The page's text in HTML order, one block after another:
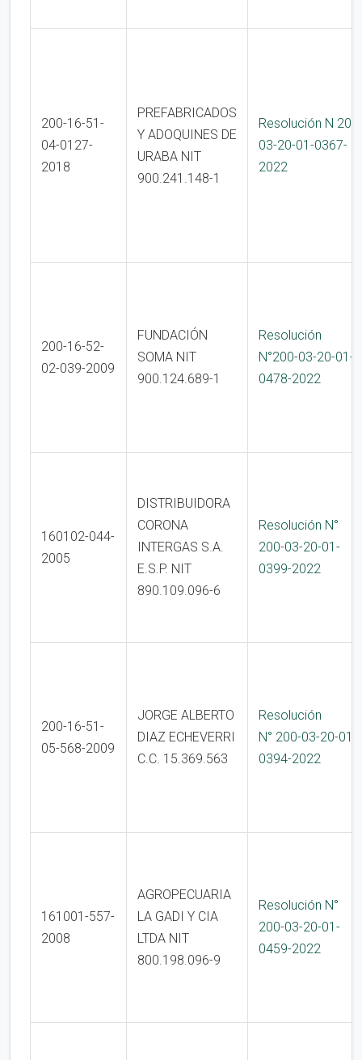
200-16-51-
04-0127-
2018
PREFABRICADOS
Y ADOQUINES DE
URABA NIT
900.241.148-1
Resolución N 200-
03-20-01-0367-
2022
200-16-52-
02-039-2009
FUNDACIÓN
SOMA NIT
900.124.689-1
Resolución
N°200-03-20-01-
0478-2022
160102-044-
2005
DISTRIBUIDORA
CORONA
INTERGAS S.A.
E.S.P. NIT
890.109.096-6
Resolución N°
200-03-20-01-
0399-2022
200-16-51-
05-568-2009
JORGE ALBERTO
DIAZ ECHEVERRI
C.C. 15.369.563
Resolución
N° 200-03-20-01-
0394-2022
161001-557-
2008
AGROPECUARIA
LA GADI Y CIA
LTDA NIT
800.198.096-9
Resolución N°
200-03-20-01-
0459-2022